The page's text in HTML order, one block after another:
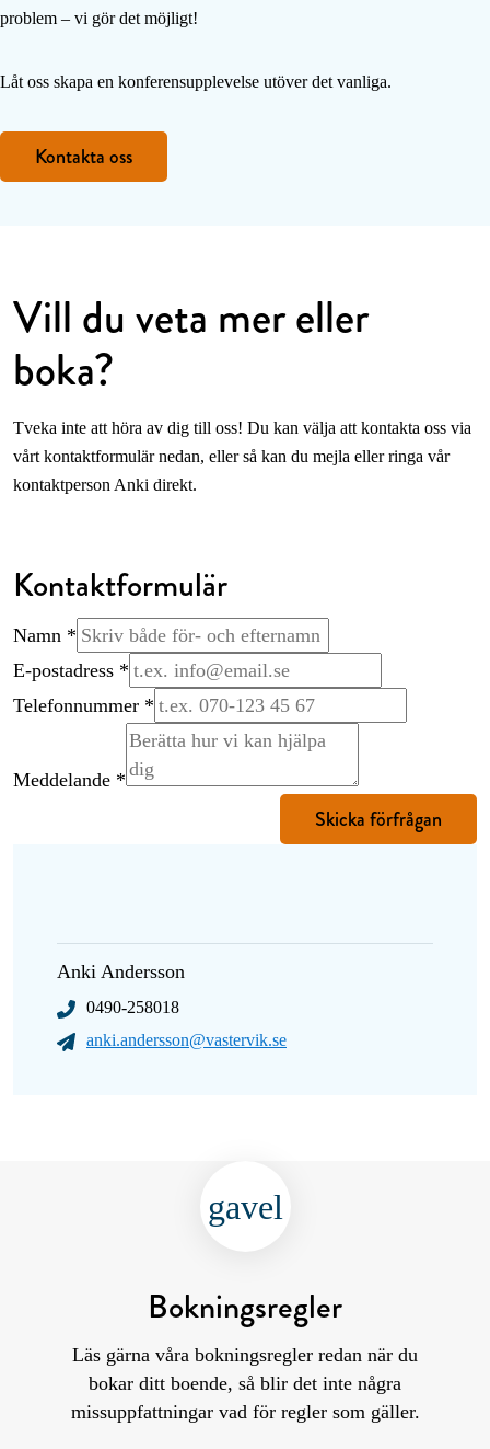
problem – vi gör det möjligt!
Låt oss skapa en konferensupplevelse utöver det vanliga.
Kontakta oss
Vill du veta mer eller
boka?
Tveka inte att höra av dig till oss! Du kan välja att kontakta oss via
vårt kontaktformulär nedan, eller så kan du mejla eller ringa vår
kontaktperson Anki direkt.
Kontaktformulär
Meddelande
Telefonnummer
Namn *
E-postadress *
Telefonnummer *
Meddelande *
Skicka förfrågan
Anki Andersson
0490-258018
anki.andersson@vastervik.se
gavel
Bokningsregler
Läs gärna våra bokningsregler redan när du
bokar ditt boende, så blir det inte några
missuppfattningar vad för regler som gäller.